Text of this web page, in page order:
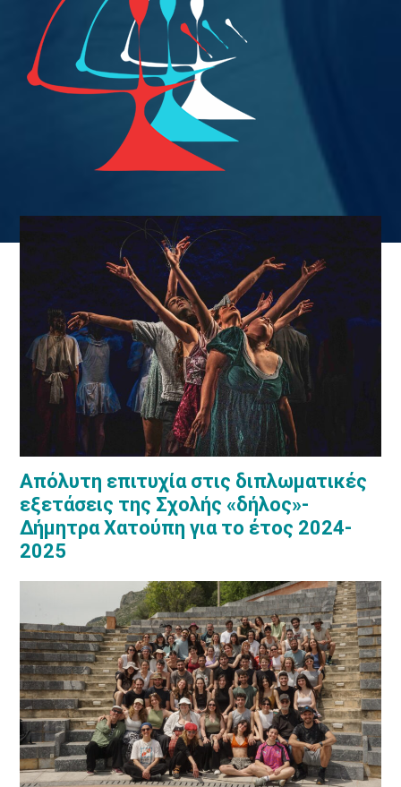
Απόλυτη επιτυχία στις διπλωματικές
εξετάσεις της Σχολής «δήλος»-
Δήμητρα Χατούπη για το έτος 2024-
2025